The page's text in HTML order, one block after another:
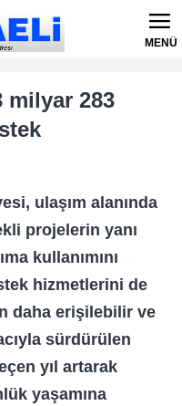
MENÜ
milyar 283
ulaşım alanında
projelerin yanı
kullanımını
hizmetlerini de
daha erişilebilir ve
sürdürülen
yıl artarak
yaşamına